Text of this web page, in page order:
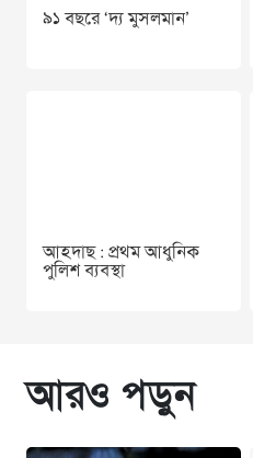
৯১ বছরে ‘দ‍্য মুসলমান’
আহদাছ : প্রথম আধুনিক
পুলিশ ব্যবস্থা
আরও পড়ুন